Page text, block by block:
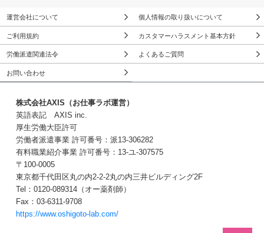
運営会社について 個人情報の取り扱いについて
ご利用規約 カスタマーハラスメント基本方針
労働派遣関連法令 よくあるご質問
お問い合わせ
株式会社AXIS（お仕事ラボ運営）
英語表記 AXIS inc.
厚生労働大臣許可
労働者派遣事業 許可番号：派13-306282
有料職業紹介事業 許可番号：13-ユ-307575
〒100-0005
東京都千代田区丸の内2-2-2丸の内三井ビルディング2F
Tel：0120-089314（オー薬剤師）
Fax：03-6311-9708
https://www.oshigoto-lab.com/